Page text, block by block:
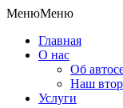
МенюМеню
Главная
О нас
Об
Наш
Услуги